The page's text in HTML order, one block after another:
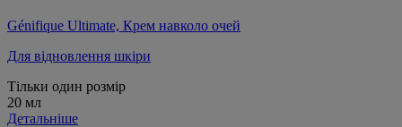
Génifique Ultimate, Крем навколо очей
Для відновлення шкіри
Тільки один розмір
20 мл
Детальніше